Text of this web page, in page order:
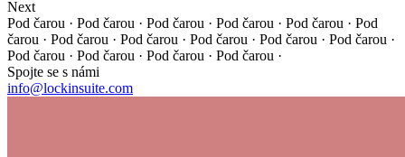
Next
Pod čarou · Pod čarou · Pod čarou · Pod čarou · Pod čarou · Pod
čarou · Pod čarou · Pod čarou · Pod čarou · Pod čarou · Pod čarou ·
Pod čarou · Pod čarou · Pod čarou · Pod čarou ·
Spojte se s námi
info@lockinsuite.com